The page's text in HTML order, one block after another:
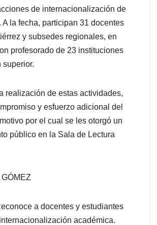
de internacionalización de
A la fecha, participan 31 docentes
y subsedes regionales, en
profesorado de 23 instituciones
superior.
realización de estas actividades,
y esfuerzo adicional del
por el cual se les otorgó un
público en la Sala de Lectura
a docentes y estudiantes
académica.